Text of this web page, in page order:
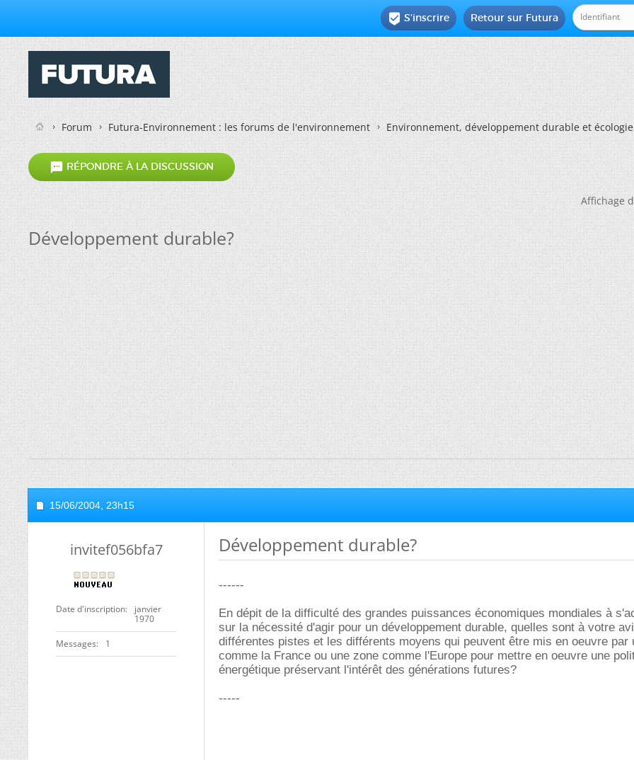
Retour sur Futura
 S'inscrire
Forum Futura-Environnement : les forums de l'environnement Environnement, développement durable et écologie
 RÉPONDRE À LA DISCUSSION
Affichage
Développement durable?
15/06/2004, 23h15
invitef056bfa7
Date d'inscription
janvier
1970
Messages 1
Développement durable?
------
En dépit de la difficulté des grandes puissances économiques mondiales à
sur la nécessité d'agir pour un développement durable, quelles sont à votre
différentes pistes et les différents moyens qui peuvent être mis en oeuvre par
comme la France ou une zone comme l'Europe pour mettre en oeuvre une
énergétique préservant l'intérêt des générations futures?
-----